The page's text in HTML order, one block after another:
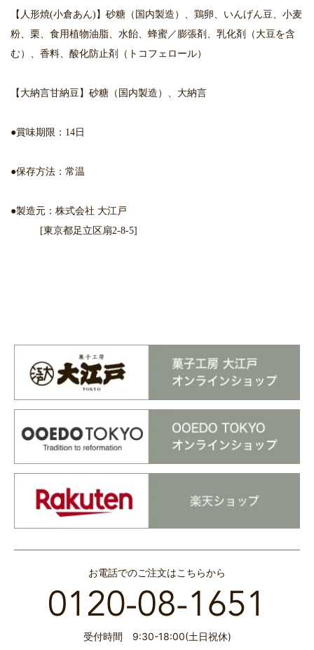
【人形焼(小倉あん)】砂糖（国内製造）、鶏卵、いんげん豆、小麦
粉、栗、食用植物油脂、水飴、蜂蜜／膨張剤、乳化剤（大豆を含
む）、香料、酸化防止剤（トコフェロール）
【大納言甘納豆】砂糖（国内製造）、大納言
●賞味期限：14日
●保存方法：常温
●製造元：株式会社 大江戸
[東京都足立区扇2-8-5]
お電話でのご注文はこちらから
受付時間 9:30-18:00(土日祝休)